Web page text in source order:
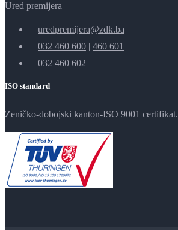
Ured premijera
uredpremijera@zdk.ba
032 460 600 | 460 601
032 460 602
ISO standard
Zeničko-dobojski kanton-ISO 9001 certifikat.